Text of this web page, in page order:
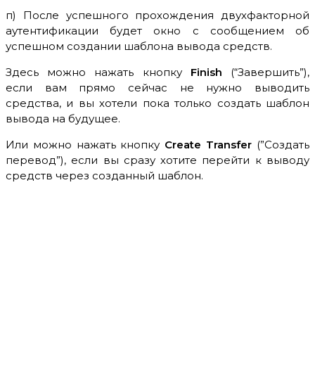
п) После успешного прохождения двухфакторной
аутентификации будет окно с сообщением об
успешном создании шаблона вывода средств.
Здесь можно нажать кнопку Finish (“Завершить”),
если вам прямо сейчас не нужно выводить
средства, и вы хотели пока только создать шаблон
вывода на будущее.
Или можно нажать кнопку Create Transfer (”Создать
перевод”), если вы сразу хотите перейти к выводу
средств через созданный шаблон.